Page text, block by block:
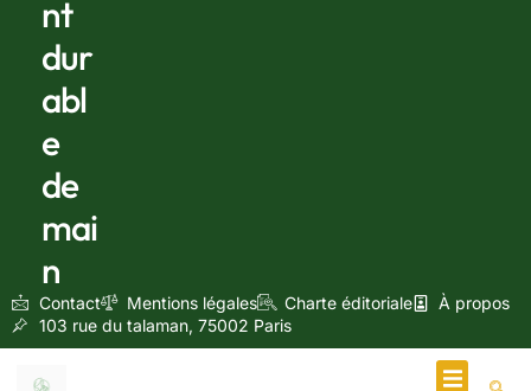
nt
dur
abl
e
de
mai
n
Contact Mentions légales Charte éditoriale
À propos
103 rue du talaman, 75002 Paris